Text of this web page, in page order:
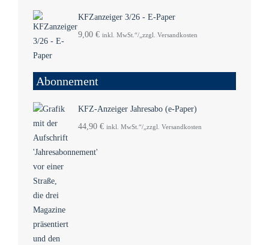
KFZanzeiger 3/26 - E-Paper
9,00 € inkl. MwSt.“/„zzgl. Versandkosten
Abonnement
KFZ-Anzeiger Jahresabo (e-Paper)
44,90 € inkl. MwSt.“/„zzgl. Versandkosten